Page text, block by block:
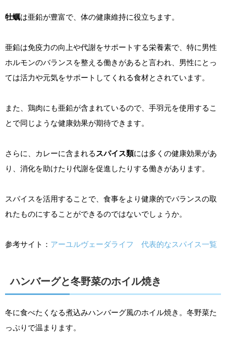
牡蠣は亜鉛が豊富で、体の健康維持に役立ちます。
亜鉛は免疫力の向上や代謝をサポートする栄養素で、特に男性
ホルモンのバランスを整える働きがあると言われ、男性にとっ
ては活力や元気をサポートしてくれる食材とされています。
また、鶏肉にも亜鉛が含まれているので、手羽元を使用するこ
とで同じような健康効果が期待できます。
さらに、カレーに含まれる スパイス類には多くの健康効果があ
り、消化を助けたり代謝を促進したりする働きがあります。
スパイスを活用することで、食事をより健康的でバランスの取
れたものにすることができるのではないでしょうか。
参考サイト： アーユルヴェーダライフ 代表的なスパイス一覧
ハンバーグと冬野菜のホイル焼き
冬に食べたくなる煮込みハンバーグ風のホイル焼き。冬野菜た
っぷりで温まります。